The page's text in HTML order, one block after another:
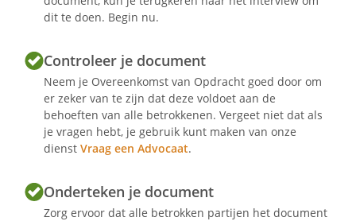
dit te doen. Begin nu.
Controleer je document
Neem je Overeenkomst van Opdracht goed door om
er zeker van te zijn dat deze voldoet aan de
behoeften van alle betrokkenen. Vergeet niet dat als
je vragen hebt, je gebruik kunt maken van onze
dienst Vraag een Advocaat.
Onderteken je document
Zorg ervoor dat alle betrokken partijen het document